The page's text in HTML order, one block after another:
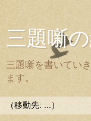
三題噺
三題噺を書いてい
ます。